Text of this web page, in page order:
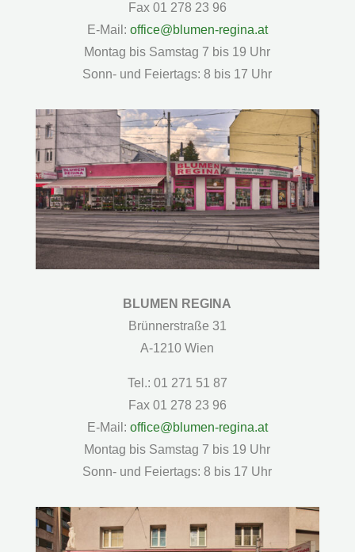
Fax 01 278 23 96
E-Mail: office@blumen-regina.at
Montag bis Samstag 7 bis 19 Uhr
Sonn- und Feiertags: 8 bis 17 Uhr
BLUMEN REGINA
Brünnerstraße 31
A-1210 Wien
Tel.: 01 271 51 87
Fax 01 278 23 96
E-Mail: office@blumen-regina.at
Montag bis Samstag 7 bis 19 Uhr
Sonn- und Feiertags: 8 bis 17 Uhr